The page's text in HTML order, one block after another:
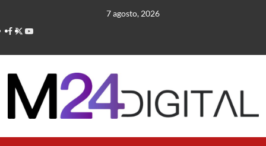
contenido
7 agosto, 2026